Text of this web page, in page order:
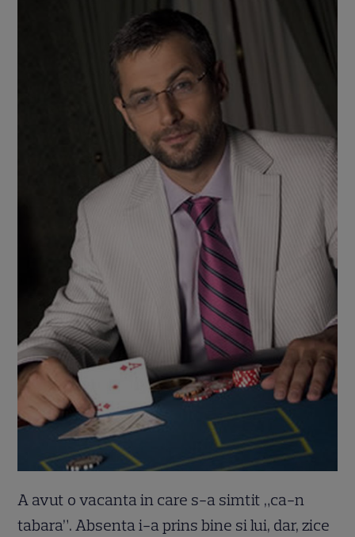
A avut o vacanta in care s-a simtit „ca-n
tabara”. Absenta i-a prins bine si lui, dar, zice